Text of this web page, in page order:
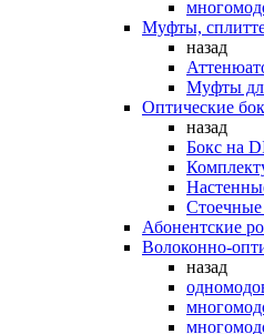
Муфты,
назад
Муфты
Оптические
назад
Бокс на
Абонентские
Волоконно-
назад